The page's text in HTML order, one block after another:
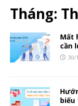
Tháng:
Mất
cần
30/